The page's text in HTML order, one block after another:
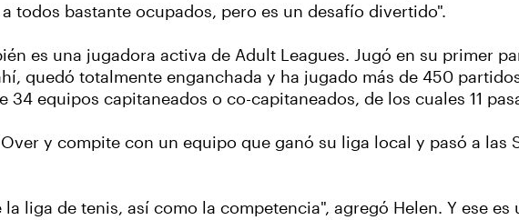
todos bastante ocupados, pero es un desafío divertido".
es una jugadora activa de Adult Leagues. Jugó en su primer
quedó totalmente enganchada y ha jugado más de 450
34 equipos capitaneados o co-capitaneados, de los cuales 11
y compite con un equipo que ganó su liga local y pasó a las
liga de tenis, así como la competencia", agregó Helen. Y ese